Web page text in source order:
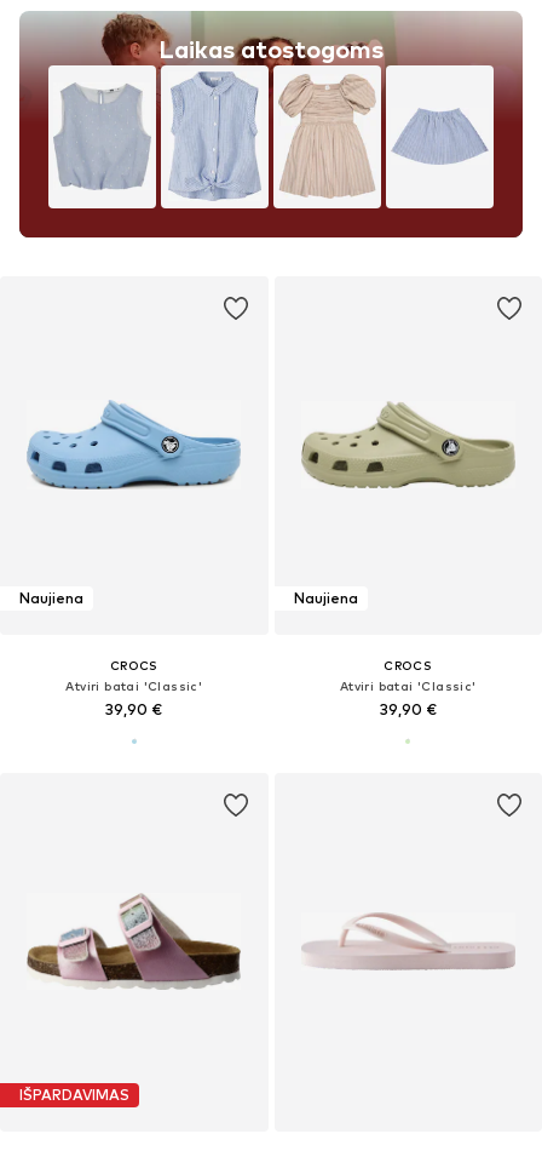
Laikas atostogoms
Naujiena
CROCS
Atviri batai 'Classic'
39,90 €
Naujiena
CROCS
Atviri batai 'Classic'
39,90 €
IŠPARDAVIMAS